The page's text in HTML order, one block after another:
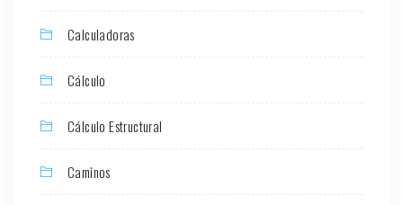
Calculadoras
Cálculo
Cálculo Estructural
Caminos